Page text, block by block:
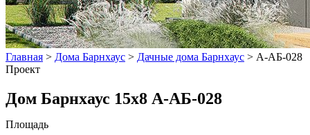
Главная > Дома Барнхаус > Дачные дома Барнхаус > А-АБ-028
Проект
Дом Барнхаус 15x8 А-АБ-028
Площадь